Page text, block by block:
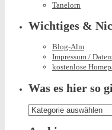
Tanelorn
Wichtiges &
Blog-Alm
Impressum /
kostenlose
Was es hier so
Was
es
hier